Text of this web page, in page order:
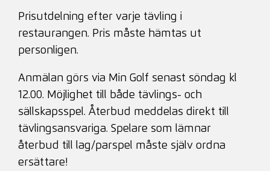
Prisutdelning efter varje tävling i
restaurangen. Pris måste hämtas ut
personligen.
Anmälan görs via Min Golf senast söndag kl
12.00. Möjlighet till både tävlings- och
sällskapsspel. Återbud meddelas direkt till
tävlingsansvariga. Spelare som lämnar
återbud till lag/parspel måste själv ordna
ersättare!